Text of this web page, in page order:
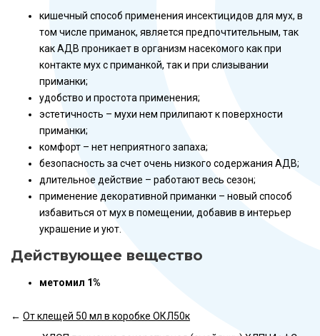
кишечный способ применения инсектицидов для мух, в
том числе приманок, является предпочтительным, так
как АДВ проникает в организм насекомого как при
контакте мух с приманкой, так и при слизывании
приманки;
удобство и простота применения;
эстетичность – мухи нем прилипают к поверхности
приманки;
комфорт – нет неприятного запаха;
безопасность за счет очень низкого содержания АДВ;
длительное действие – работают весь сезон;
применение декоративной приманки – новый способ
избавиться от мух в помещении, добавив в интерьер
украшение и уют.
Действующее вещество
метомил 1%
← От клещей 50 мл в коробке ОКЛ50к